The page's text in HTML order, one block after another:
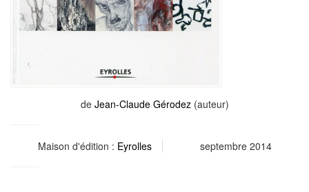
de Jean-Claude Gérodez(auteur)
Maison d'édition : Eyrolles septembre 2014